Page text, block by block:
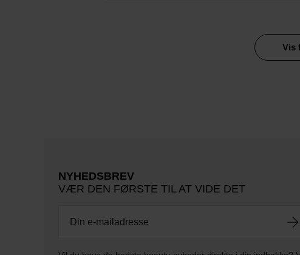
Vis
NYHEDSBREV
VÆR DEN FØRSTE TIL AT VIDE DET